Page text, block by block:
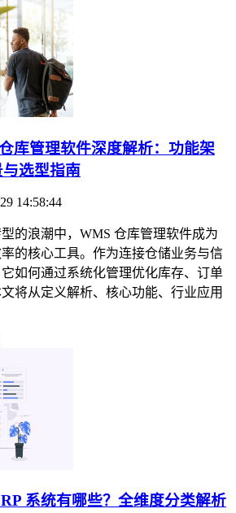
库管理软件深度解析：功能架
选型指南
14:58:44
的浪潮中，WMS 仓库管理软件成为
的核心工具。作为连接仓储业务与信
如何通过系统化管理优化库存、订单
将从定义解析、核心功能、行业应用
系统有哪些？全维度分类解析